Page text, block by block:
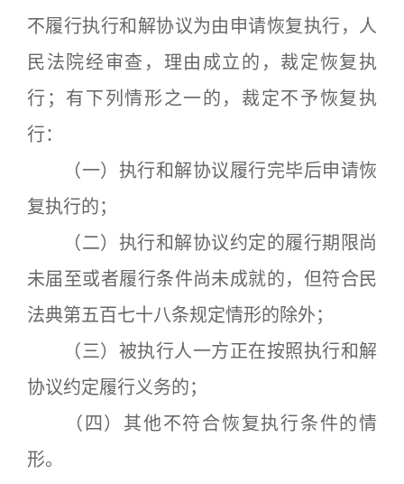
不履行执行和解协议为由申请恢复执行，人
民法院经审查，理由成立的，裁定恢复执
行；有下列情形之一的，裁定不予恢复执
行：
（一）执行和解协议履行完毕后申请恢
复执行的；
（二）执行和解协议约定的履行期限尚
未届至或者履行条件尚未成就的，但符合民
法典第五百七十八条规定情形的除外；
（三）被执行人一方正在按照执行和解
协议约定履行义务的；
（四）其他不符合恢复执行条件的情
形。